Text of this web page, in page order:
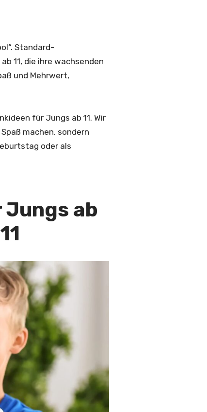
Standard-
11, die ihre wachsenden
und Mehrwert,
für Jungs ab 11. Wir
machen, sondern
oder als
Jungs ab